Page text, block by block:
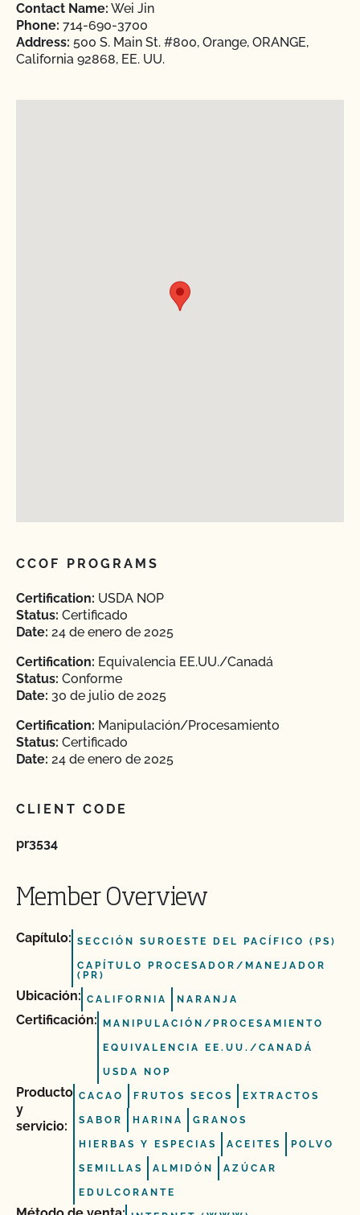
Contact Name: Wei Jin
Phone: 714-690-3700
Address: 500 S. Main St. #800, Orange, ORANGE,
California 92868, EE. UU.
CCOF PROGRAMS
Certification: USDA NOP
Status: Certificado
Date: 24 de enero de 2025
Certification: Equivalencia EE.UU./Canadá
Status: Conforme
Date: 30 de julio de 2025
Certification: Manipulación/Procesamiento
Status: Certificado
Date: 24 de enero de 2025
CLIENT CODE
pr3534
Member Overview
Capítulo: SECCIÓN SUROESTE DEL PACÍFICO (PS)
CAPÍTULO PROCESADOR/MANEJADOR
(PR)
Ubicación: CALIFORNIA NARANJA
Certificación: MANIPULACIÓN/PROCESAMIENTO
EQUIVALENCIA EE.UU./CANADÁ
USDA NOP
Producto
y
servicio:
CACAO FRUTOS SECOS EXTRACTOS
SABOR HARINA GRANOS
HIERBAS Y ESPECIAS ACEITES POLVO
SEMILLAS ALMIDÓN AZÚCAR
EDULCORANTE